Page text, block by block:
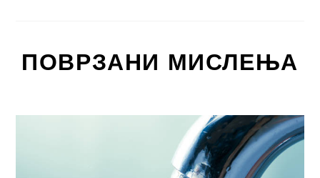
ПОВРЗАНИ МИСЛЕЊА